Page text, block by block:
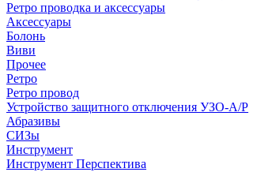
Ретро проводка и аксессуары
Аксессуары
Болонь
Виви
Прочее
Ретро
Ретро провод
Устройство защитного отключения УЗО-А/Р
Абразивы
СИЗы
Инструмент
Инструмент Перспектива